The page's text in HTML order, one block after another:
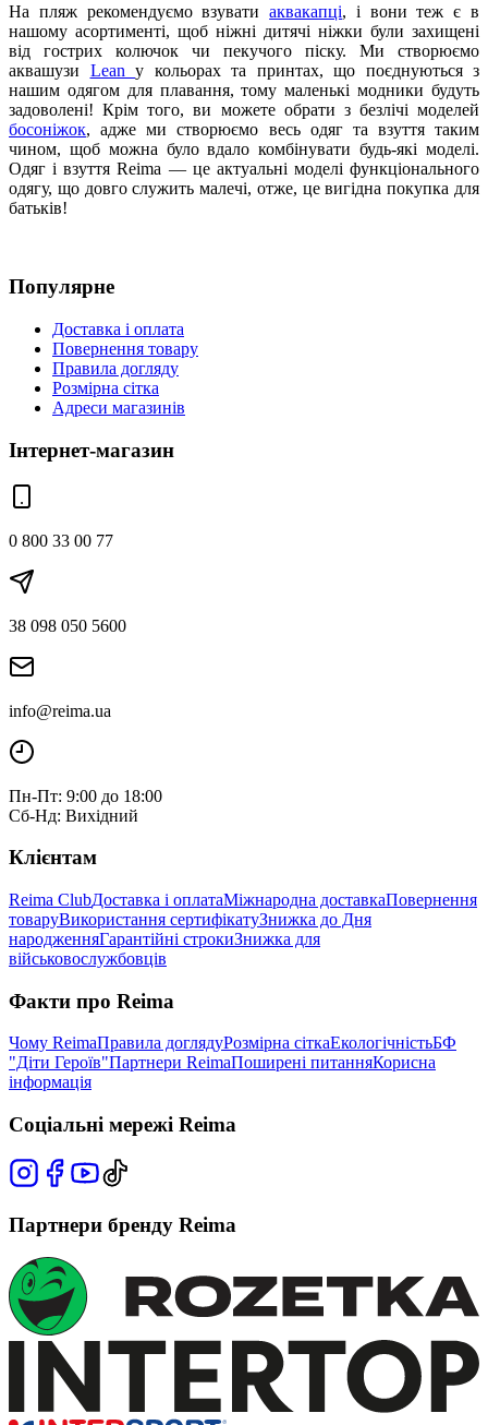
На пляж рекомендуємо взуватиаквакапці, і вони теж є в
нашому асортименті, щоб ніжні дитячі ніжки були захищені
від гострих колючок чи пекучого піску. Ми створюємо
аквашузи Lean у кольорах та принтах, що поєднуються з
нашим одягом для плавання, тому маленькі модники будуть
задоволені! Крім того, ви можете обрати з безлічі моделей
босоніжок, адже ми створюємо весь одяг та взуття таким
чином, щоб можна було вдало комбінувати будь-які моделі.
Одяг і взуття Reima — це актуальні моделі функціонального
одягу, що довго служить малечі, отже, це вигідна покупка для
батьків!
Популярне
Доставка і оплата
Повернення товару
Правила догляду
Розмірна сітка
Адреси магазинів
Інтернет-магазин
0 800 33 00 77
38 098 050 5600
info@reima.ua
Пн-Пт: 9:00 до 18:00
Сб-Нд: Вихідний
Клієнтам
Reima ClubДоставка і оплатаМіжнародна доставкаПовернення
товаруВикористання сертифікатуЗнижка до Дня
народженняГарантійні строкиЗнижка для
військовослужбовців
Факти про Reima
Чому ReimaПравила доглядуРозмірна сіткаЕкологічністьБФ
"Діти Героїв"Партнери ReimaПоширені питанняКорисна
інформація
Соціальні мережі Reima
Партнери бренду Reima